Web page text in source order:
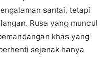
santai, tetapi
Rusa yang muncul
khas yang
sejenak hanya